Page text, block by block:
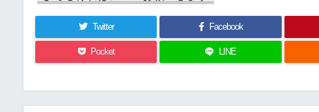
Twitter Facebook
Pocket LINE